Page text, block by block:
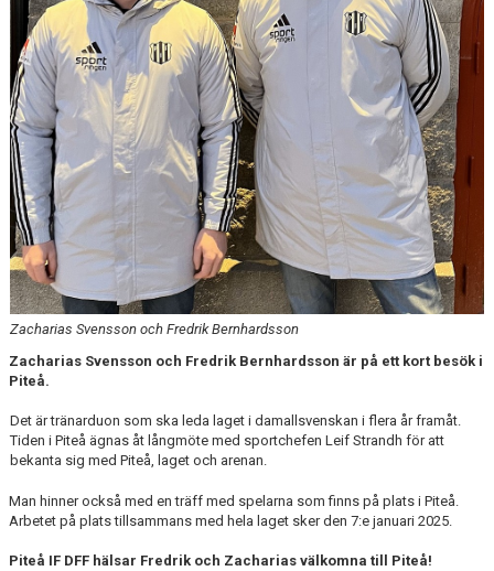
Zacharias Svensson och Fredrik Bernhardsson
Zacharias Svensson och Fredrik Bernhardsson är på ett kort besök i
Piteå.
Det är tränarduon som ska leda laget i damallsvenskan i flera år framåt.
Tiden i Piteå ägnas åt långmöte med sportchefen Leif Strandh för att
bekanta sig med Piteå, laget och arenan.
Man hinner också med en träff med spelarna som finns på plats i Piteå.
Arbetet på plats tillsammans med hela laget sker den 7:e januari 2025.
Piteå IF DFF hälsar Fredrik och Zacharias välkomna till Piteå!